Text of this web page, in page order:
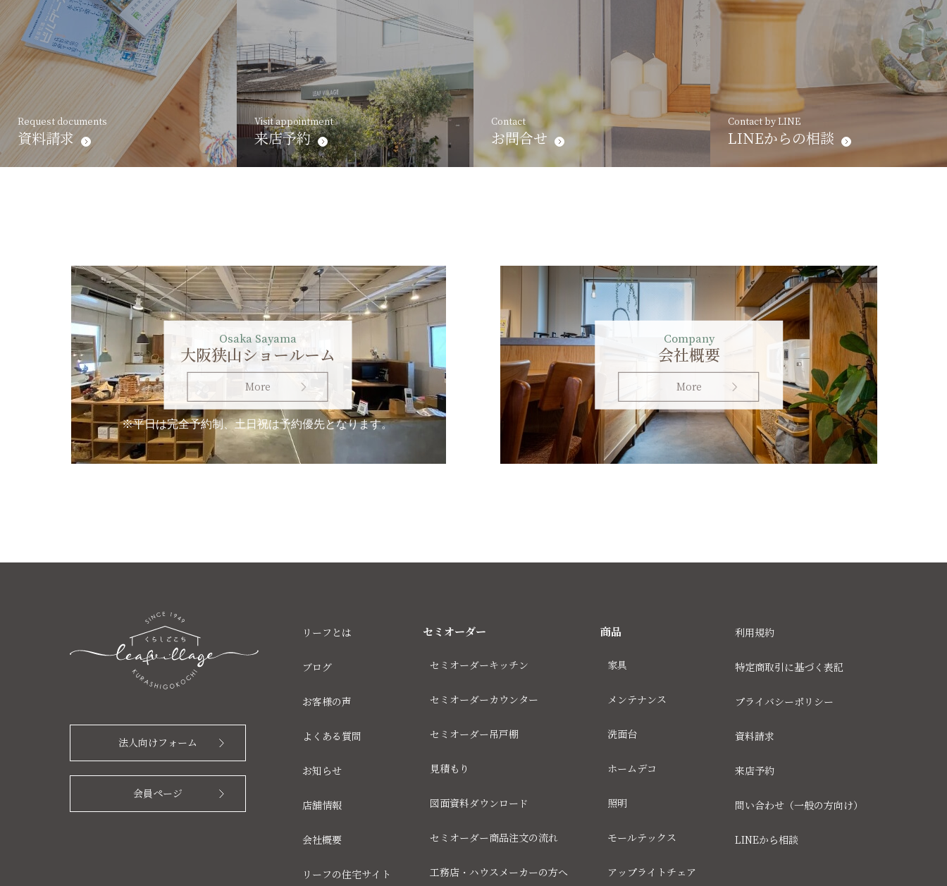
Request documents
資料請求
Visit appointment
来店予約
Contact
お問合せ
Contact by LINE
LINEからの相談
Osaka Sayama
大阪狭山ショールーム
More
※平日は完全予約制、土日祝は予約優先となります。
Company
会社概要
More
法人向けフォーム
会員ページ
リーフとは
ブログ
お客様の声
よくある質問
お知らせ
店舗情報
会社概要
リーフの住宅サイト
セミオーダー
セミオーダーキッチン
セミオーダーカウンター
セミオーダー吊戸棚
見積もり
図面資料ダウンロード
セミオーダー商品注文の流れ
工務店・ハウスメーカーの方へ
商品
家具
メンテナンス
洗面台
ホームデコ
照明
モールテックス
アップライトチェア
利用規約
特定商取引に基づく表記
プライバシーポリシー
資料請求
来店予約
問い合わせ（一般の方向け）
LINEから相談